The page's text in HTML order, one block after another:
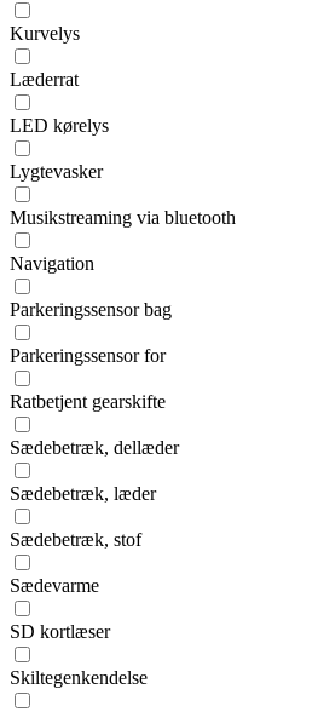
Kurvelys
Læderrat
LED kørelys
Lygtevasker
Musikstreaming via bluetooth
Navigation
Parkeringssensor bag
Parkeringssensor for
Ratbetjent gearskifte
Sædebetræk, dellæder
Sædebetræk, læder
Sædebetræk, stof
Sædevarme
SD kortlæser
Skiltegenkendelse